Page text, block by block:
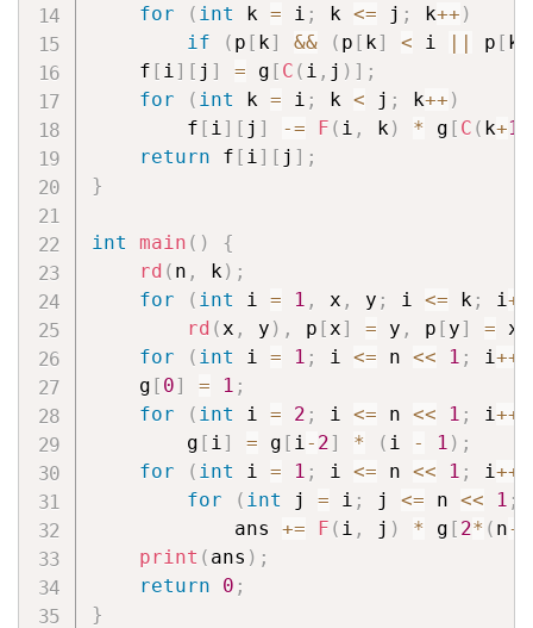
for
( int k = i ; k <= j ; k++ )
if
( p [ k] && ( p [ k] < i || p [ k
    f
[ i ] [ j ] = g [ C ( i , j ) ] ;
for
( int k = i ; k < j ; k++ )
        f
[ i ] [ j ] -= F ( i , k ) * g [ C ( k+1
return f [ i ] [ j ] ;
}
int main ( )
{
rd ( n , k ) ;
for
( int i = 1 , x , y ; i <= k ; i ++
rd ( x , y ) , p [ x] = y , p [ y] = x
for
( int i = 1 ; i <= n << 1 ; i ++
    g
[ 0] = 1 ;
for
( int i = 2 ; i <= n << 1 ; i ++
        g
[ i ] = g [ i - 2] * ( i - 1 ) ;
for
( int i = 1 ; i <= n << 1 ; i ++
for
( int j = i ; j <= n << 1 ;
            ans
+= F ( i , j ) * g [ 2* ( n-
print ( ans ) ;
return
0 ;
}